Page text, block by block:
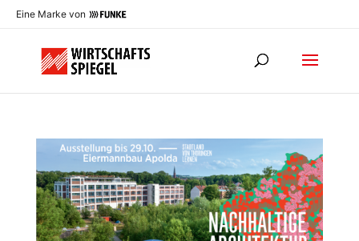
Eine Marke von